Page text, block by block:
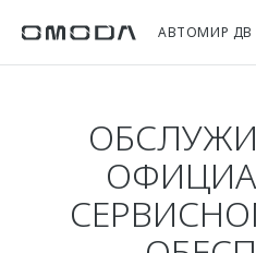
АВТОМИР ДВ
Выбор и покупка
Сервис
Мир
О бренде